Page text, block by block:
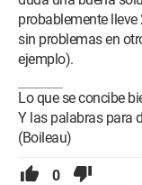
probablemente
sin problemas en
ejemplo).
Lo que se concibe
Y las palabras para
(Boileau)
0